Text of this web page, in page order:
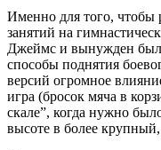
Именно для того, чтобы
занятий на
Джеймс и вынужден был
способы поднятия
версий огромное
игра (бросок мяча в
скале”, когда нужно
высоте в более